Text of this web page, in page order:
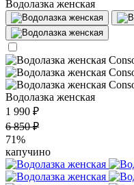
Водолазка женская
Водолазка женская
1 990 ₽
6 850 ₽
71%
капучино